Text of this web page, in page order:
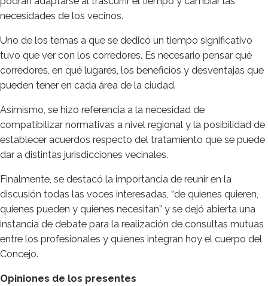
necesidades de los vecinos.
Uno de los temas a que se dedicó un tiempo significativo
tuvo que ver con los corredores. Es necesario pensar qué
corredores, en qué lugares, los beneficios y desventajas que
pueden tener en cada área de la ciudad.
Asimismo, se hizo referencia a la necesidad de
compatibilizar normativas a nivel regional y la posibilidad de
establecer acuerdos respecto del tratamiento que se puede
dar a distintas jurisdicciones vecinales.
Finalmente, se destacó la importancia de reunir en la
discusión todas las voces interesadas, “de quienes quieren,
quienes pueden y quienes necesitan” y se dejó abierta una
instancia de debate para la realización de consultas mutuas
entre los profesionales y quienes integran hoy el cuerpo del
Concejo.
Opiniones de los presentes